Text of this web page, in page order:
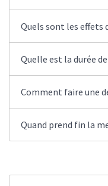
Quels sont les effets
Quelle est la durée
Comment faire une
Quand prend fin la